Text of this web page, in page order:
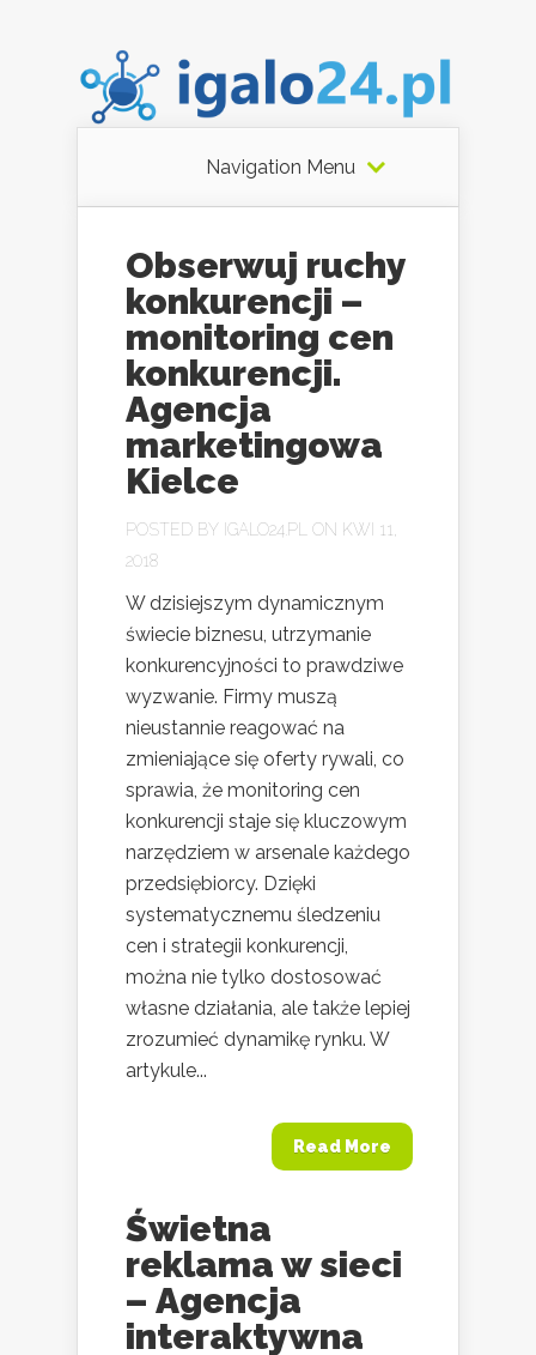
Navigation Menu
Obserwuj ruchy
konkurencji –
monitoring cen
konkurencji.
Agencja
marketingowa
Kielce
POSTED BY IGALO24.PL
ON KWI 11,
2018
W dzisiejszym dynamicznym
świecie biznesu, utrzymanie
konkurencyjności to prawdziwe
wyzwanie. Firmy muszą
nieustannie reagować na
zmieniające się oferty rywali, co
sprawia, że monitoring cen
konkurencji staje się kluczowym
narzędziem w arsenale każdego
przedsiębiorcy. Dzięki
systematycznemu śledzeniu
cen i strategii konkurencji,
można nie tylko dostosować
własne działania, ale także lepiej
zrozumieć dynamikę rynku. W
artykule...
Read More
Świetna
reklama w sieci
– Agencja
interaktywna